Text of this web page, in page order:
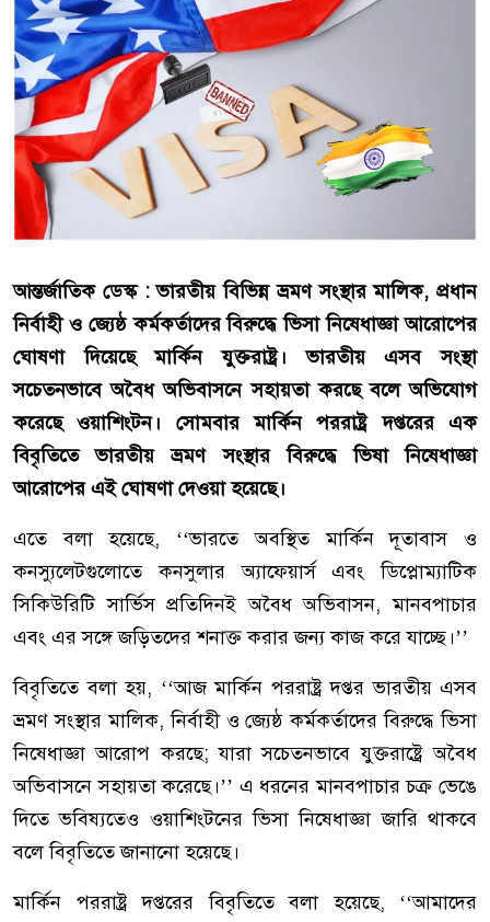
আন্তর্জাতিক ডেস্ক : ভারতীয় বিভিন্ন ভ্রমণ সংস্থার মালিক, প্রধান
নির্বাহী ও জ্যেষ্ঠ কর্মকর্তাদের বিরুদ্ধে ভিসা নিষেধাজ্ঞা আরোপের
ঘোষণা দিয়েছে মার্কিন যুক্তরাষ্ট্র। ভারতীয় এসব সংস্থা
সচেতনভাবে অবৈধ অভিবাসনে সহায়তা করছে বলে অভিযোগ
করেছে ওয়াশিংটন। সোমবার মার্কিন পররাষ্ট্র দপ্তরের এক
বিবৃতিতে ভারতীয় ভ্রমণ সংস্থার বিরুদ্ধে ভিষা নিষেধাজ্ঞা
আরোপের এই ঘোষণা দেওয়া হয়েছে।
এতে বলা হয়েছে, ‘‘ভারতে অবস্থিত মার্কিন দূতাবাস ও
কনস্যুলেটগুলোতে কনসুলার অ্যাফেয়ার্স এবং ডিপ্লোম্যাটিক
সিকিউরিটি সার্ভিস প্রতিদিনই অবৈধ অভিবাসন, মানবপাচার
এবং এর সঙ্গে জড়িতদের শনাক্ত করার জন্য কাজ করে যাচ্ছে।’’
বিবৃতিতে বলা হয়, ‘‘আজ মার্কিন পররাষ্ট্র দপ্তর ভারতীয় এসব
ভ্রমণ সংস্থার মালিক, নির্বাহী ও জ্যেষ্ঠ কর্মকর্তাদের বিরুদ্ধে ভিসা
নিষেধাজ্ঞা আরোপ করছে; যারা সচেতনভাবে যুক্তরাষ্ট্রে অবৈধ
অভিবাসনে সহায়তা করেছে।’’ এ ধরনের মানবপাচার চক্র ভেঙে
দিতে ভবিষ্যতেও ওয়াশিংটনের ভিসা নিষেধাজ্ঞা জারি থাকবে
বলে বিবৃতিতে জানানো হয়েছে।
মার্কিন পররাষ্ট্র দপ্তরের বিবৃতিতে বলা হয়েছে, ‘‘আমাদের